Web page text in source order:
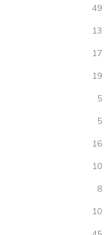
49
13
17
19
5
5
16
10
8
10